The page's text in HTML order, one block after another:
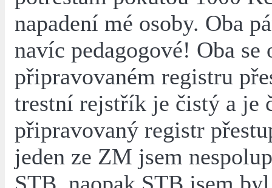
napadení mé osoby. Oba
navíc pedagogové! Oba se
připravovaném registru
trestní rejstřík je čistý a je
připravovaný registr
jeden ze ZM jsem